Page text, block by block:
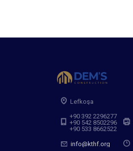
Lefkoşa
+90 392 2296277
+90 542 8502296
+90 533 8662522
info@kthf.org